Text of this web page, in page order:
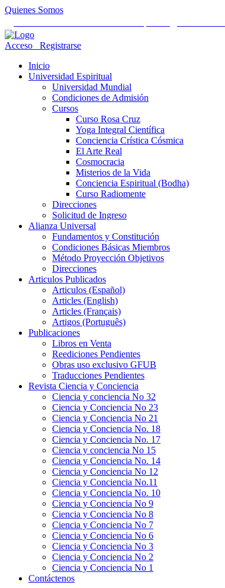
Quienes Somos
Acceso
Registrarse
Inicio
Universidad Espiritual
Universidad Mundial
Condiciones de Admisión
Cursos
Curso Rosa Cruz
Yoga Integral Científica
Conciencia Crística Cósmica
El Arte Real
Cosmocracia
Misterios de la Vida
Conciencia Espiritual (Bodha)
Curso Radiomente
Direcciones
Solicitud de Ingreso
Alianza Universal
Fundamentos y Constitución
Condiciones Básicas Miembros
Método Proyección Objetivos
Direcciones
Articulos Publicados
Articulos (Español)
Articles (English)
Articles (Français)
Artigos (Português)
Publicaciones
Libros en Venta
Reediciones Pendientes
Obras uso exclusivo GFUB
Traducciones Pendientes
Revista Ciencia y Conciencia
Ciencia y conciencia No 32
Ciencia y Conciencia No 23
Ciencia y Conciencia No 21
Ciencia y Conciencia No. 18
Ciencia y Conciencia No. 17
Ciencia y conciencia No 15
Ciencia y Conciencia No. 14
Ciencia y Conciencia No 12
Ciencia y Conciencia No.11
Ciencia y Conciencia No. 10
Ciencia y Conciencia No 9
Ciencia y Conciencia No 8
Ciencia y Conciencia No 7
Ciencia y Conciencia No 6
Ciencia y Conciencia No 3
Ciencia y Conciencia No 2
Ciencia y Conciencia No 1
Contáctenos